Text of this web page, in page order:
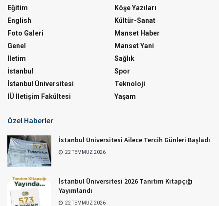
Eğitim
English
Foto Galeri
Genel
İletim
İstanbul
İstanbul Üniversitesi
İÜ İletişim Fakültesi
Köşe Yazıları
Kültür-Sanat
Manset Haber
Manset Yani
Sağlık
Spor
Teknoloji
Yaşam
Özel Haberler
İstanbul Üniversitesi Ailece Tercih Günleri Başladı
22 TEMMUZ 2026
İstanbul Üniversitesi 2026 Tanıtım Kitapçığı
Yayımlandı
22 TEMMUZ 2026